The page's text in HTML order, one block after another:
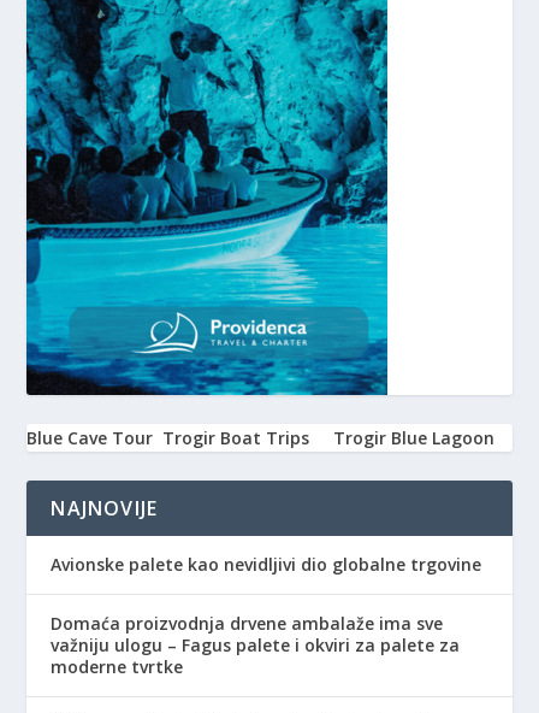
Blue Cave Tour Trogir Boat Trips Trogir Blue Lagoon
NAJNOVIJE
Avionske palete kao nevidljivi dio globalne trgovine
Domaća proizvodnja drvene ambalaže ima sve
važniju ulogu – Fagus palete i okviri za palete za
moderne tvrtke